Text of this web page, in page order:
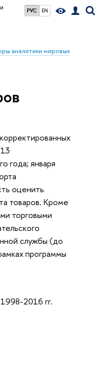
РУС EN
аналитики мировых
года; января
оценить
товаров. Кроме
торговыми
службы (до
программы
2016 гг.